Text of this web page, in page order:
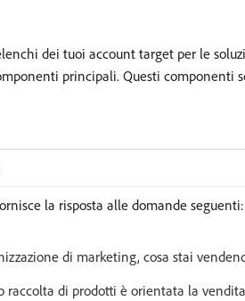
dei tuoi account target per le
principali. Questi componenti
la risposta alle domande seguenti:
di marketing, cosa stai
raccolta di prodotti è orientata la